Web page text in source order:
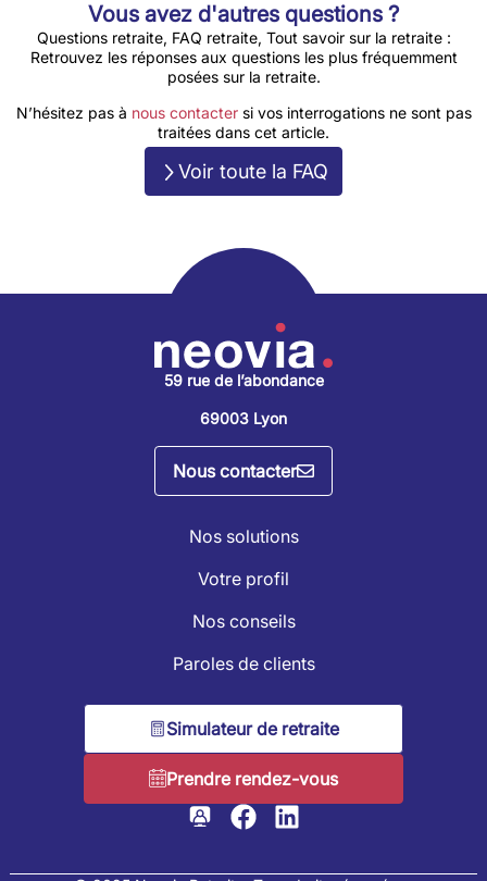
Vous avez d'autres questions ?
Questions retraite, FAQ retraite, Tout savoir sur la retraite :
Retrouvez les réponses aux questions les plus fréquemment
posées sur la retraite.
N’hésitez pas à nous contactersi vos interrogations ne sont pas
traitées dans cet article.
Voir toute la FAQ
59 rue de l’abondance
69003 Lyon
Nous contacter
Nos solutions
Votre profil
Nos conseils
Paroles de clients
Simulateur de retraite
Prendre rendez-vous